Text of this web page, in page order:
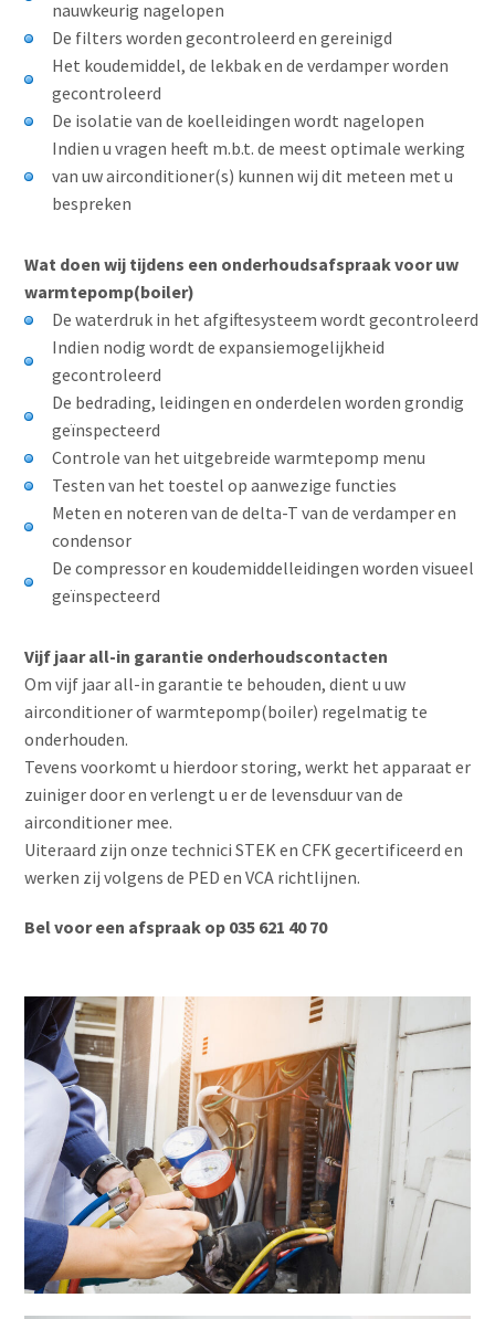
nauwkeurig nagelopen
De filters worden gecontroleerd en gereinigd
Het koudemiddel, de lekbak en de verdamper worden
gecontroleerd
De isolatie van de koelleidingen wordt nagelopen
Indien u vragen heeft m.b.t. de meest optimale werking
van uw airconditioner(s) kunnen wij dit meteen met u
bespreken
Wat doen wij tijdens een onderhoudsafspraak voor uw
warmtepomp(boiler)
De waterdruk in het afgiftesysteem wordt gecontroleerd
Indien nodig wordt de expansiemogelijkheid
gecontroleerd
De bedrading, leidingen en onderdelen worden grondig
geïnspecteerd
Controle van het uitgebreide warmtepomp menu
Testen van het toestel op aanwezige functies
Meten en noteren van de delta-T van de verdamper en
condensor
De compressor en koudemiddelleidingen worden visueel
geïnspecteerd
Vijf jaar all-in garantie onderhoudscontacten
Om vijf jaar all-in garantie te behouden, dient u uw
airconditioner of warmtepomp(boiler) regelmatig te
onderhouden.
Tevens voorkomt u hierdoor storing, werkt het apparaat er
zuiniger door en verlengt u er de levensduur van de
airconditioner mee.
Uiteraard zijn onze technici STEK en CFK gecertificeerd en
werken zij volgens de PED en VCA richtlijnen.
Bel voor een afspraak op 035 621 40 70